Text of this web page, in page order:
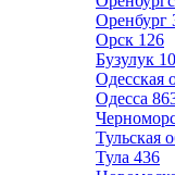
Оренбург
Орск 126
Бузулук
Одесская
Одесса
Тульская
Тула 436